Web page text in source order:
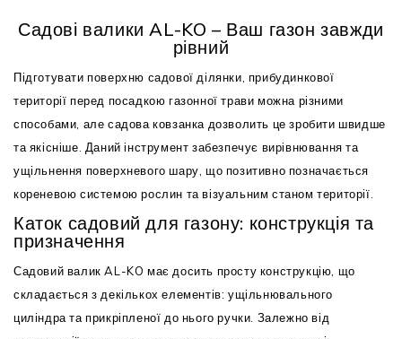
Садові валики AL-KO – Ваш газон завжди
рівний
Підготувати поверхню садової ділянки, прибудинкової
території перед посадкою газонної трави можна різними
способами, але садова ковзанка дозволить це зробити швидше
та якісніше. Даний інструмент забезпечує вирівнювання та
ущільнення поверхневого шару, що позитивно позначається
кореневою системою рослин та візуальним станом території.
Каток садовий для газону: конструкція та
призначення
Садовий валик AL-KO має досить просту конструкцію, що
складається з декількох елементів: ущільнювального
циліндра та прикріпленої до нього ручки. Залежно від